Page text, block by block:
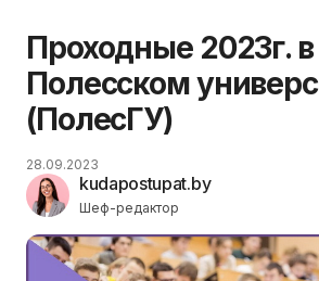
Проходные 2023г. в
Полесском
(ПолесГУ)
kudapostupat.by
Шеф-редактор
28.09.2023